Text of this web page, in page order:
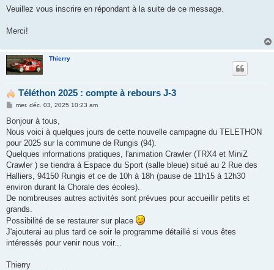
Veuillez vous inscrire en répondant à la suite de ce message.
Merci!
Thierry
Téléthon 2025 : compte à rebours J-3
M
s
a
g
mer. déc. 03, 2025 10:23 am
Bonjour à tous,
Nous voici à quelques jours de cette nouvelle campagne du TELETHON
pour 2025 sur la commune de Rungis (94).
Quelques informations pratiques, l'animation Crawler (TRX4 et MiniZ
Crawler ) se tiendra à Espace du Sport (salle bleue) situé au 2 Rue des
Halliers, 94150 Rungis et ce de 10h à 18h (pause de 11h15 à 12h30
environ durant la Chorale des écoles).
De nombreuses autres activités sont prévues pour accueillir petits et
grands.
Possibilité de se restaurer sur place
J'ajouterai au plus tard ce soir le programme détaillé si vous êtes
intéressés pour venir nous voir...
Thierry